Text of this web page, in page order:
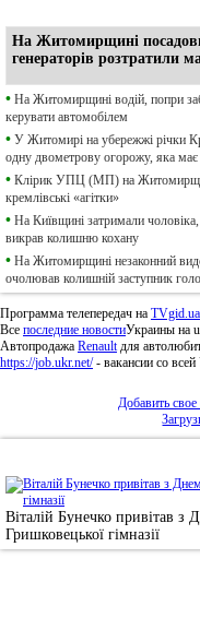
На Житомирщині
генераторів розтратили
• На Житомирщині водій, попри
керувати автомобілем
• У Житомирі на убережжі річки
одну двометрову огорожу, яка
• Клірик УПЦ (МП) на
кремлівські «агітки»
• На Київщині затримали
викрав колишню кохану
• На Житомирщині незаконний
очолював колишній заступник
Программа телепередач на TVgid.ua
Все последние новостиУкраины на
Автопродажа Renaultдля
https://job.ukr.net/- вакансии со
Добавить
Віталій Бунечко привітав з
Гришковецької гімназії